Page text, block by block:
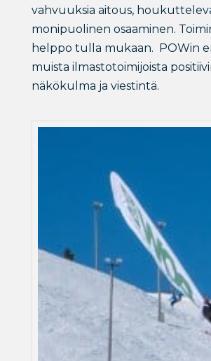
vahvuuksia aitous,
monipuolinen osaaminen.
helppo tulla mukaan. POWin
muista ilmastotoimijoista
näkökulma ja viestintä.